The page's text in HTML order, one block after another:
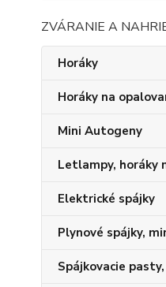
ZVÁRANIE A
Horáky
Horáky na
Mini Autogeny
Letlampy, horáky
Elektrické spájky
Plynové spájky,
Spájkovacie